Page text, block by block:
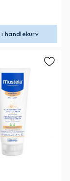
i handlekurv